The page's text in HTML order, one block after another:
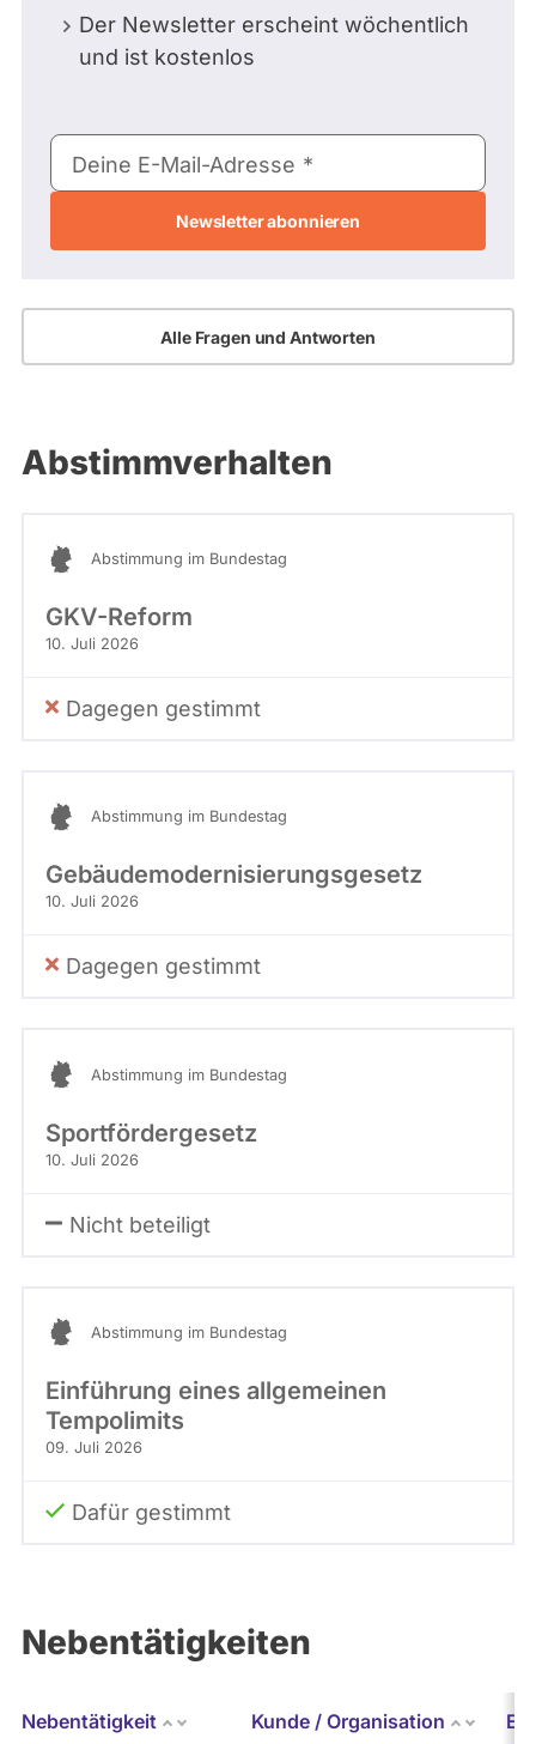
Der Newsletter erscheint wöchentlich
und ist kostenlos
E-
Mail-
Deine E-Mail-Adresse
Alle Fragen und Antworten
Abstimmverhalten
Abstimmung im Bundestag
GKV-Reform
10. Juli 2026
Dagegen gestimmt
Abstimmung im Bundestag
Gebäudemodernisierungsgesetz
10. Juli 2026
Dagegen gestimmt
Abstimmung im Bundestag
Sportfördergesetz
10. Juli 2026
Nicht beteiligt
Abstimmung im Bundestag
Einführung eines allgemeinen
Tempolimits
09. Juli 2026
Dafür gestimmt
Nebentätigkeiten
Nebentätigkeit Kunde / Organisation